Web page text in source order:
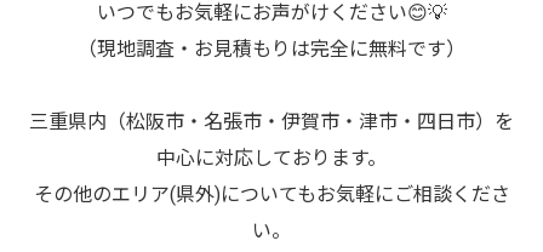
いつでもお気軽にお声がけください😊💡
（現地調査・お見積もりは完全に無料です）
三重県内（松阪市・名張市・伊賀市・津市・四日市）を
中心に対応しております。
その他のエリア(県外)についてもお気軽にご相談くださ
い。